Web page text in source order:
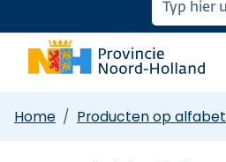
Home Producten op alfabet